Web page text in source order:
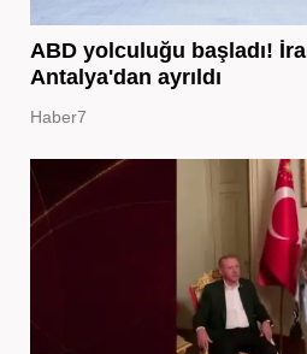
ABD yolculuğu başladı!
Antalya'dan ayrıldı
Haber7